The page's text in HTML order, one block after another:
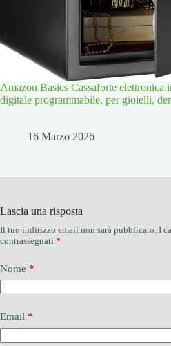
Amazon Basics Cassaforte elettronica
digitale programmabile, per gioielli,
16 Marzo 2026
Lascia una risposta
Il tuo indirizzo email non sarà pubblicato. I
contrassegnati *
Nome *
Email *